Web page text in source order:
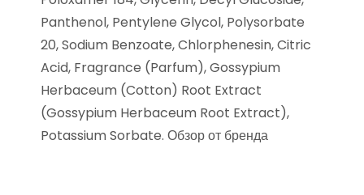
Panthenol, Pentylene Glycol, Polysorbate
20, Sodium Benzoate, Chlorphenesin, Citric
Acid, Fragrance (Parfum), Gossypium
Herbaceum (Cotton) Root Extract
(Gossypium Herbaceum Root Extract),
Potassium Sorbate. Обзор от бренда